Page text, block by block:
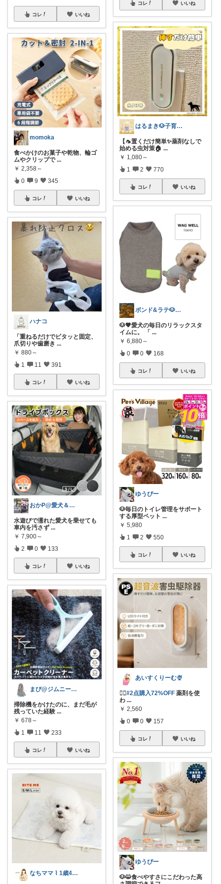
コレ いいね
momoka
食べかけのお菓子や乾物、輪ゴ
ムやクリップで ...
￥ 2,358～
0 9 345
コレ いいね
ハナコ
「重ねるだけでピタッと固定、
爪切りや歯磨き ...
￥ 880～
1 11 391
コレ いいね
おかP@愛犬＆電脳生活
​水遊びで濡れた愛犬を乗せても
車内を汚さず ...
￥ 7,900～
2 0 133
コレ いいね
まび@ジムニー通勤🚗働き女子
掃除機をかけたのに、まだ毛が
残っていた経験 ...
￥ 678～
1 11 233
コレ いいね
なちママ ⌇ 1歳4歳ママ
コレ いいね
はるまき🐶子育て中
【🦟置くだけ簡単✨薬剤なしで
始める虫対策🏠 ...
￥ 1,080～
1 2 770
コレ いいね
ボンド&ラテ🐶経由購入感謝です🙇
🐶🤎愛犬の毎日のリラックスタ
イムに。 「 ...
￥ 6,880～
0 0 168
コレ いいね
ゆうぴー
🐶毎日のトイレ管理をサポート
する厚型ペット ...
￥ 5,980
1 2 550
コレ いいね
あいすくりーむ🍨
❤️‍🔥#2点購入72%OFF 薬剤を使
わ ...
￥ 2,560
0 0 157
コレ いいね
ゆうぴー
🐶😺食べやすさにこだわった高